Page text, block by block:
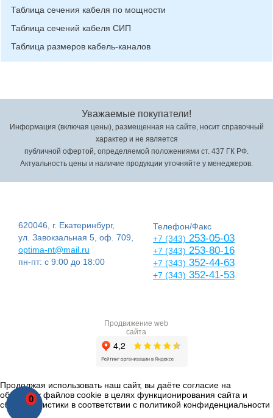
0
Таблица сечения кабеля по мощности
Таблица сечений кабеля СИП
Таблица размеров кабель-каналов
Уважаемые покупатели!
Информация (включая цены), размещенная на сайте, носит справочный
характер и не является
публичной офертой, определяемой положениями ст. 437 ГК РФ.
Актуальность цены и наличие продукции уточняйте у менеджеров.
620046, г. Екатеринбург,
ул. Завокзальная 5, оф. 709,
optima-nt@mail.ru
пн-пт: с 9:00 до 18:00
Телефон/Факс
+7 (343) 253-05-03
+7 (343) 253-80-16
+7 (343) 352-44-63
+7 (343) 352-41-53
Продвижение web
сайта
Продолжая использовать наш сайт, вы даёте согласие на
обработку файлов cookie в целях функционирования сайта и
сбора статистики в соответствии с политикой конфиденциальности